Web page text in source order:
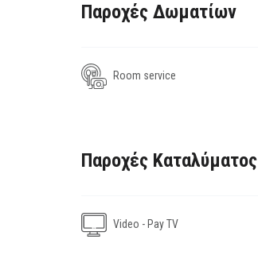
Παροχές Δωματίων
Room service
Παροχές Καταλύματος
Video - Pay TV